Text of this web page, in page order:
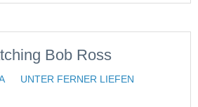
Bob Ross
UNTER FERNER LIEFEN